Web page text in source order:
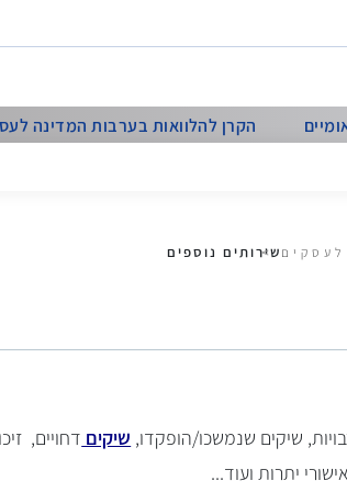
הקרן להלוואות בערבות המדינה
שירותים נוספים
שיקים שנמשכו/הופקדו, שיקים דחויים,
יתרות ועוד...